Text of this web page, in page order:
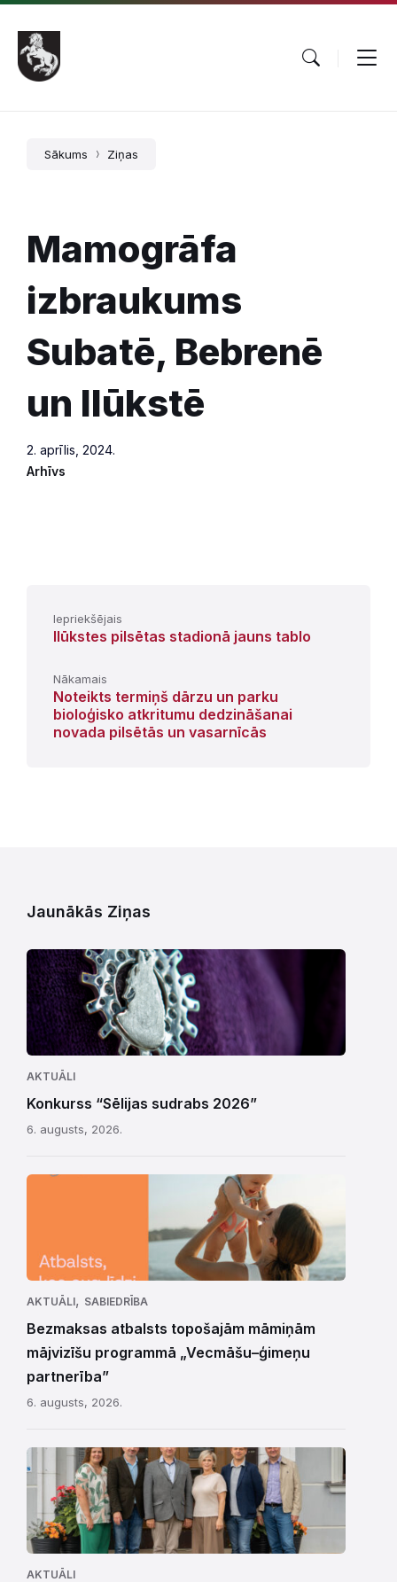
Pāriet
saturu
Skip
main
navigation
Skip
footer
Sākums Ziņas
Mamogrāfa
izbraukums
Subatē, Bebrenē
un Ilūkstē
2. aprīlis, 2024.
Arhīvs
Iepriekšējais
Ilūkstes pilsētas stadionā jauns tablo
Nākamais
Noteikts termiņš dārzu un parku
bioloģisko atkritumu dedzināšanai
novada pilsētās un vasarnīcās
Jaunākās Ziņas
AKTUĀLI
Konkurss “Sēlijas sudrabs 2026”
6. augusts, 2026.
AKTUĀLI, SABIEDRĪBA
Bezmaksas atbalsts topošajām māmiņām
mājvizīšu programmā „Vecmāšu–ģimeņu
partnerība”
6. augusts, 2026.
AKTUĀLI